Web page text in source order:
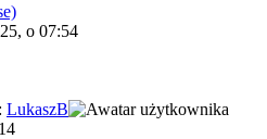
o 07:54
LukaszB